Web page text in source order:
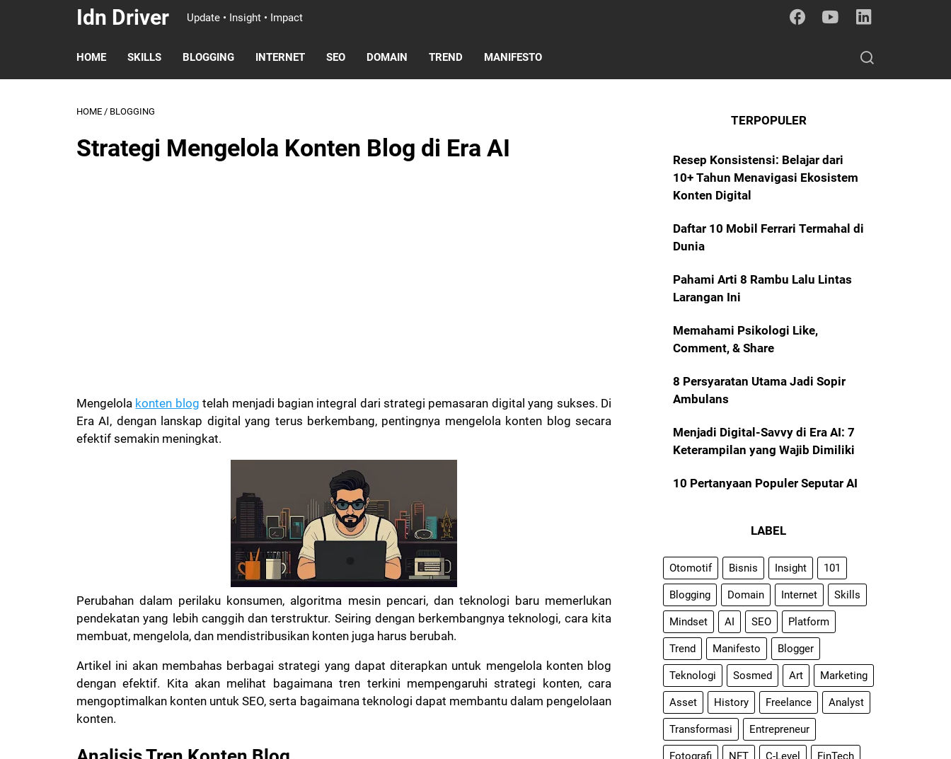
Idn Driver Update • Insight • Impact
HOME SKILLS BLOGGING INTERNET SEO DOMAIN TREND MANIFESTO
HOME / BLOGGING
Strategi Mengelola Konten Blog di Era AI
Mengelola konten blog telah menjadi bagian integral dari strategi pemasaran digital yang sukses. Di
Era AI, dengan lanskap digital yang terus berkembang, pentingnya mengelola konten blog secara
efektif semakin meningkat.
Perubahan dalam perilaku konsumen, algoritma mesin pencari, dan teknologi baru memerlukan
pendekatan yang lebih canggih dan terstruktur. Seiring dengan berkembangnya teknologi, cara kita
membuat, mengelola, dan mendistribusikan konten juga harus berubah.
Artikel ini akan membahas berbagai strategi yang dapat diterapkan untuk mengelola konten blog
dengan efektif. Kita akan melihat bagaimana tren terkini mempengaruhi strategi konten, cara
mengoptimalkan konten untuk SEO, serta bagaimana teknologi dapat membantu dalam pengelolaan
konten.
TERPOPULER
Resep Konsistensi: Belajar dari
10+ Tahun Menavigasi Ekosistem
Konten Digital
Daftar 10 Mobil Ferrari Termahal di
Dunia
Pahami Arti 8 Rambu Lalu Lintas
Larangan Ini
Memahami Psikologi Like,
Comment, & Share
8 Persyaratan Utama Jadi Sopir
Ambulans
Menjadi Digital-Savvy di Era AI: 7
Keterampilan yang Wajib Dimiliki
10 Pertanyaan Populer Seputar AI
LABEL
Otomotif Bisnis Insight 101
Blogging Domain Internet Skills
Mindset AI SEO Platform
Trend Manifesto Blogger
Teknologi Sosmed Art Marketing
Asset History Freelance Analyst
Transformasi Entrepreneur
Fotografi NFT C-Level FinTech